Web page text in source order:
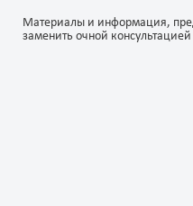
Материалы и информация,
заменить очной